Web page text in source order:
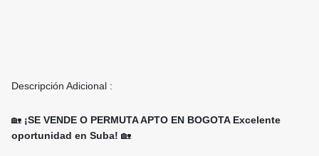
Descripción Adicional :
🏡 ¡SE VENDE O PERMUTA APTO EN BOGOTA Excelente
oportunidad en Suba! 🏡